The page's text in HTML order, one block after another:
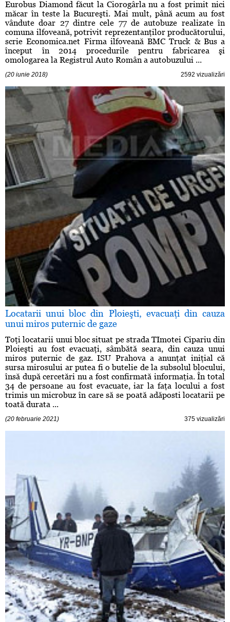
Eurobus Diamond făcut la Ciorogârla nu a fost primit nici
măcar în teste la Bucureşti. Mai mult, până acum au fost
vândute doar 27 dintre cele 77 de autobuze realizate în
comuna ilfoveană, potrivit reprezentanţilor producătorului,
scrie Economica.net Firma ilfoveană BMC Truck & Bus a
început în 2014 procedurile pentru fabricarea şi
omologarea la Registrul Auto Român a autobuzului ...
(20 iunie 2018) 2592 vizualizări
Locatarii unui bloc din Ploieşti, evacuaţi din cauza
unui miros puternic de gaze
Toţi locatarii unui bloc situat pe strada TImotei Cipariu din
Ploieşti au fost evacuaţi, sâmbătă seara, din cauza unui
miros puternic de gaz. ISU Prahova a anunţat iniţial că
sursa mirosului ar putea fi o butelie de la subsolul blocului,
însă după cercetări nu a fost confirmată informaţia. În total
34 de persoane au fost evacuate, iar la faţa locului a fost
trimis un microbuz în care să se poată adăposti locatarii pe
toată durata ...
(20 februarie 2021) 375 vizualizări